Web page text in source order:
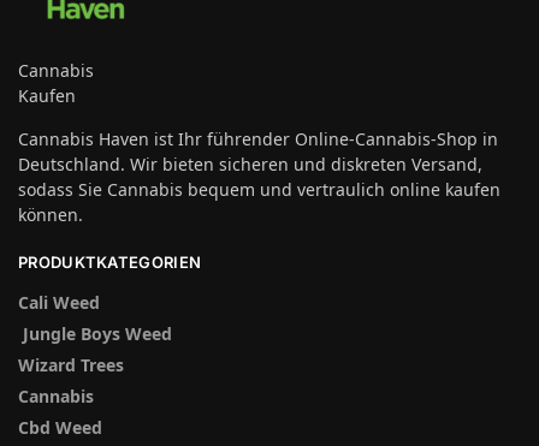
Cannabis
Kaufen
Cannabis Haven ist Ihr führender Online-Cannabis-Shop in
Deutschland. Wir bieten sicheren und diskreten Versand,
sodass Sie Cannabis bequem und vertraulich online kaufen
können.
PRODUKTKATEGORIEN
Cali Weed
Jungle Boys Weed
Wizard Trees
Cannabis
Cbd Weed